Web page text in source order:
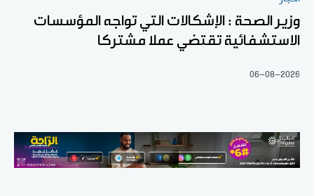
وزير الصحة : الإشكالات التي تواجه المؤسسات
الاستشفائية تقتضي عملا مشتركا
06-08-2026